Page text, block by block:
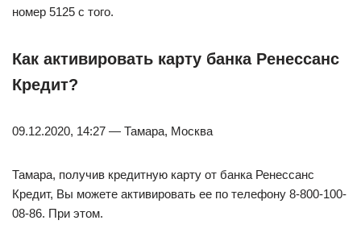
номер 5125 с того.
Как активировать карту банка Ренессанс
Кредит?
09.12.2020, 14:27 — Тамара, Москва
Тамара, получив кредитную карту от банка Ренессанс
Кредит, Вы можете активировать ее по телефону 8-800-100-
08-86. При этом.